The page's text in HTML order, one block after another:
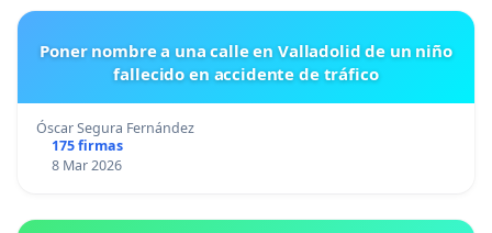
Poner nombre a una calle en Valladolid de un niño
fallecido en accidente de tráfico
Óscar Segura Fernández
175 firmas
8 Mar 2026